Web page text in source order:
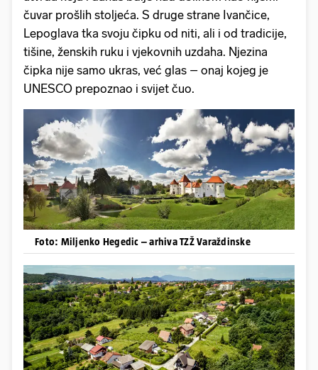
čuvar prošlih stoljeća. S druge strane Ivančice,
Lepoglava tka svoju čipku od niti, ali i od tradicije,
tišine, ženskih ruku i vjekovnih uzdaha. Njezina
čipka nije samo ukras, već glas – onaj kojeg je
UNESCO prepoznao i svijet čuo.
Foto: Miljenko Hegedic – arhiva TZŽ Varaždinske